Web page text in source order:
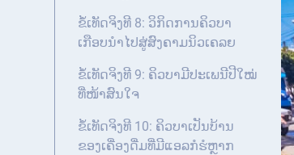
ຂໍ້ເທັດຈິງທີ 8: ວິກິດການຄິວບາ
ເກືອບນຳໄປສູ່ສົງຄາມນິວເຄລຍ
ຂໍ້ເທັດຈິງທີ 9: ຄິວບາມີປະເພນີປີໃໝ່
ທີ່ໜ້າສົນໃຈ
ຂໍ້ເທັດຈິງທີ 10: ຄິວບາເປັນບ້ານ
ຂອງເຄື່ອງດື່ມທີ່ມີແອລກໍຮໍຫຼາກ